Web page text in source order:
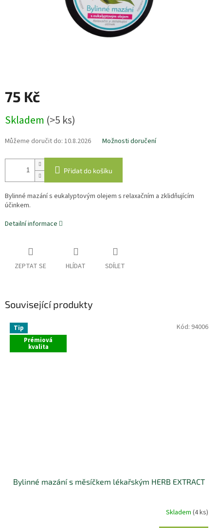
75 Kč
cena:
Skladem (>5 ks)
Můžeme doručit do: 10.8.2026 Možnosti doručení
Přidat do košíku
Bylinné mazání s eukalyptovým olejem s relaxačním a zklidňujícím
účinkem.
Detailní informace
ZEPTAT SE HLÍDAT SDÍLET
Související produkty
Tip
Prémiová
kvalita
Bylinné mazání s měsíčkem lékařským HERB EXTRACT
Skladem (4 ks)
Kód: 94006